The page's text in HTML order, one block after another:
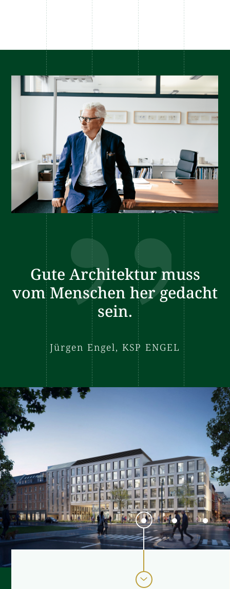
Gute Architektur muss
vom Menschen her gedacht
sein.
Jürgen Engel, KSP ENGEL